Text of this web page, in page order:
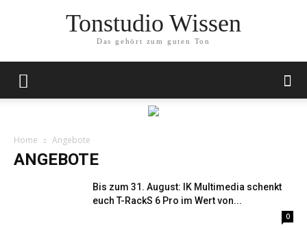
Tonstudio Wissen
Das gehört zum guten Ton
Home Angebote
ANGEBOTE
Bis zum 31. August: IK Multimedia schenkt
euch T-RackS 6 Pro im Wert von...
0